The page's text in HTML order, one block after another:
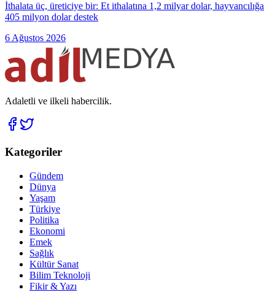
İthalata üç, üreticiye bir: Et ithalatına 1,2 milyar dolar, hayvancılığa
405 milyon dolar destek
6 Ağustos 2026
Adaletli ve ilkeli habercilik.
Kategoriler
Gündem
Dünya
Yaşam
Türkiye
Politika
Ekonomi
Emek
Sağlık
Kültür Sanat
Bilim Teknoloji
Fikir & Yazı